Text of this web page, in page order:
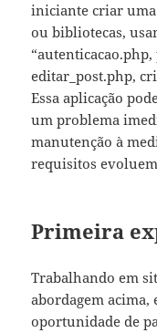
iniciante criar uma
ou bibliotecas,
editar_post.php,
Essa aplicação
um problema
manutenção à
requisitos
Primeira
Trabalhando em
abordagem acima,
oportunidade de